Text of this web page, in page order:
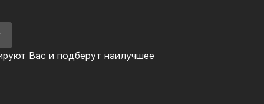
Вас и подберут наилучшее